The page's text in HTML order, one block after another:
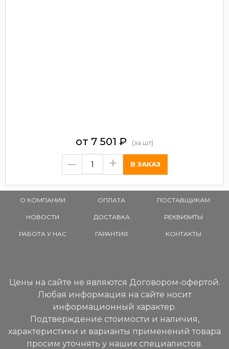
от 7 501 ₽ (за шт)
– +
О КОМПАНИИ
НОВОСТИ
РАБОТА У НАС
ОПЛАТА
ДОСТАВКА
ГАРАНТИЯ
ПОСТАВЩИКАМ
РЕКВИЗИТЫ
КОНТАКТЫ
Цены на сайте не являются Договором-офертой.
Любая информация на сайте носит
информационный характер.
Подтверждение стоимости и наличия,
характеристики и варианты применений товара
просим уточнять у наших специалистов.